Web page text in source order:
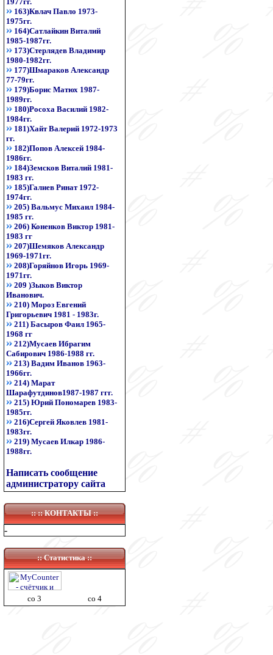
163)Квлач Павло 1973-
1975гг.
164)Сатлайкин Виталий
1985-1987гг.
173)Стерлядев Владимир
1980-1982гг.
177)Шмараков Александр
77-79гг.
179)Борис Матюх 1987-
1989гг.
180)Росоха Василий 1982-
1984гг.
181)Хайт Валерий 1972-1973
гг.
182)Попов Алексей 1984-
1986гг.
184)Земсков Виталий 1981-
1983 гг.
185)Галиев Ринат 1972-
1974гг.
205) Вальмус Михаил 1984-
1985 гг.
206) Коненков Виктор 1981-
1983 гг
207)Шемяков Александр
1969-1971гг.
208)Горяйнов Игорь 1969-
1971гг.
209 )Зыков Виктор
Иванович.
210) Мороз Евгений
Григорьевич 1981 - 1983г.
211) Басыров Фаил 1965-
1968 гг
212)Мусаев Ибрагим
Сабирович 1986-1988 гг.
213) Вадим Иванов 1963-
1966гг.
214) Марат
Шарафутдинов1987-1987 ггг.
215) Юрий Пономарев 1983-
1985гг.
216)Сергей Яковлев 1981-
1983гг.
219) Мусаев Илкар 1986-
1988гг.
Написать сообщение
администратору сайта
:: ::КОНТАКТЫ::
-
:: Статистика ::
co 3 co 4